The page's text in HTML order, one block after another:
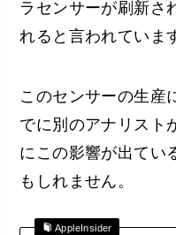
ラセンサーが刷新さ
れると言われていま
このセンサーの生産
でに別のアナリスト
にこの影響が出てい
もしれません。
AppleInsider